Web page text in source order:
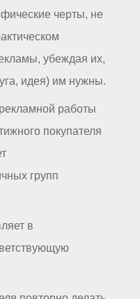
черты, не
убеждая их,
идея) им нужны.
работы
покупателя
групп
в